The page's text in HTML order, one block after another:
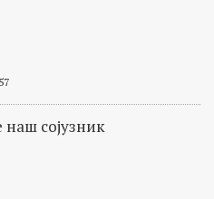
наш сојузник